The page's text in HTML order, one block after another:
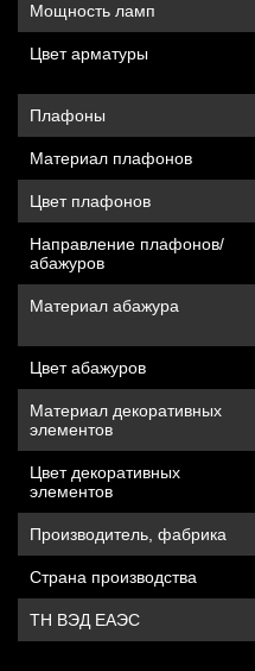
Мощность ламп
Цвет арматуры
Плафоны
Материал плафонов
Цвет плафонов
Направление плафонов/
абажуров
Материал абажура
Цвет абажуров
Материал декоративных
элементов
Цвет декоративных
элементов
Производитель, фабрика
Страна производства
ТН ВЭД ЕАЭС